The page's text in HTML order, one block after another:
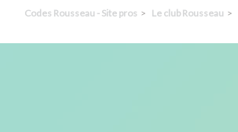
Codes Rousseau - Site pros Le club Rousseau